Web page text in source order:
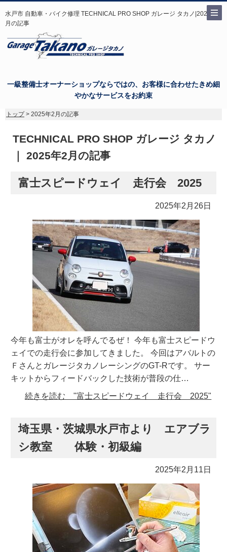
水戸市 自動車・バイク修理 TECHNICAL PRO SHOP ガレージ タカノ|2025年2
月の記事
一級整備士オーナーショップならではの、お客様に合わせたきめ細
やかなサービスをお約束
トップ> 2025年2月の記事
TECHNICAL PRO SHOP ガレージ タカノ
｜ 2025年2月の記事
富士スピードウェイ 走行会 2025
2025年2月26日
今年も富士がオレを呼んでるぜ！ 今年も富士スピードウ
ェイでの走行会に参加してきました。 今回はアバルトの
ＦさんとガレージタカノレーシングのGT-Rです。 サー
キットからフィードバックした技術が普段の仕…
続きを読む "富士スピードウェイ 走行会 2025"
埼玉県・茨城県水戸市より エアブラ
シ教室 体験・初級編
2025年2月11日